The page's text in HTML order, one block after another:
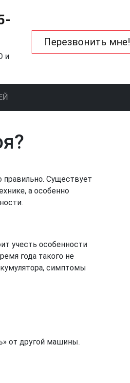
и
Перезвонить мне!
правильно. Существует
а особенно
учесть особенности
года такого не
симптомы
от другой машины.